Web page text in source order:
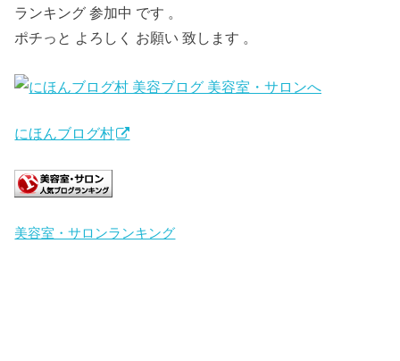
ランキング 参加中 です 。
ポチっと よろしく お願い 致します 。
にほんブログ村
美容室・サロンランキング